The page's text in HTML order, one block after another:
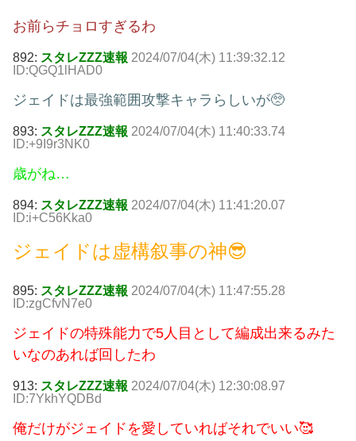
お前らチョロすぎるわ
892: スタレZZZ速報 2024/07/04(木) 11:39:32.12
ID:QGQ1lHAD0
ジェイドは最強範囲攻撃キャラらしいが🥺
893: スタレZZZ速報 2024/07/04(木) 11:40:33.74
ID:+9I9r3NK0
歳がね…
894: スタレZZZ速報 2024/07/04(木) 11:41:20.07
ID:i+C56Kka0
ジェイドは虚構叙事の神😎
895: スタレZZZ速報 2024/07/04(木) 11:47:55.28
ID:zgCfvN7e0
ジェイドの特殊能力で5人目として編成出来るみた
いなのあれば回したわ
913: スタレZZZ速報 2024/07/04(木) 12:30:08.97
ID:7YkhYQDBd
俺だけがジェイドを愛していればそれでいい🥰